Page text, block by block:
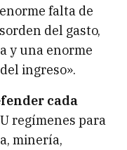
falta de
del gasto,
y una enorme
ingreso».
cada
regímenes para
minería,